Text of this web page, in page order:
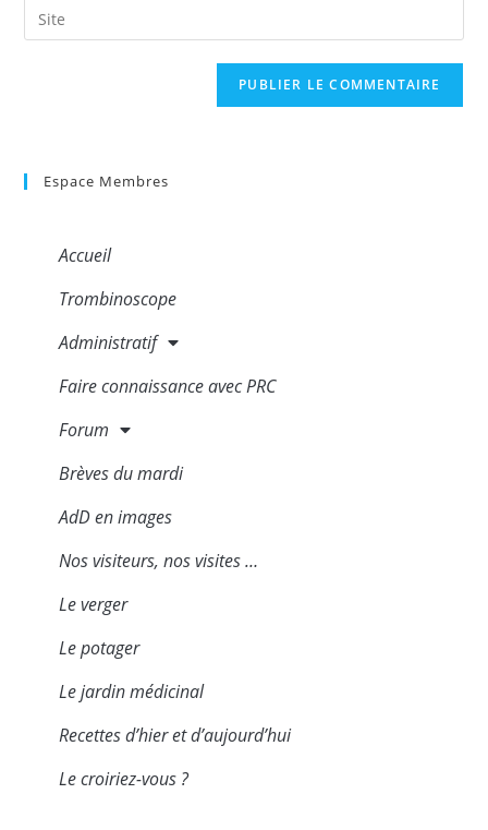
Espace Membres
Accueil
Trombinoscope
Administratif
Faire connaissance avec PRC
Forum
Brèves du mardi
AdD en images
Nos visiteurs, nos visites …
Le verger
Le potager
Le jardin médicinal
Recettes d’hier et d’aujourd’hui
Le croiriez-vous ?